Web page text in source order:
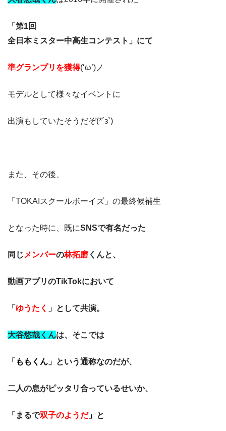
「第1回
全日本ミスター中高生コンテスト」にて
準グランプリを獲得(‘ω’)ノ
モデルとして様々なイベントに
出演もしていたそうだぞ(*´з`)
また、その後、
「TOKAIスクールボーイズ」の最終候補生
となった時に、既にSNSで有名だった
同じ メンバーの林拓磨 くんと、
動画アプリのTikTokにおいて
「 ゆうたく 」として共演。
大谷悠哉くんは、そこでは
「 ももくん 」という通称なのだが、
二人の息がピッタリ合っているせいか、
「まるで双子のようだ」 と